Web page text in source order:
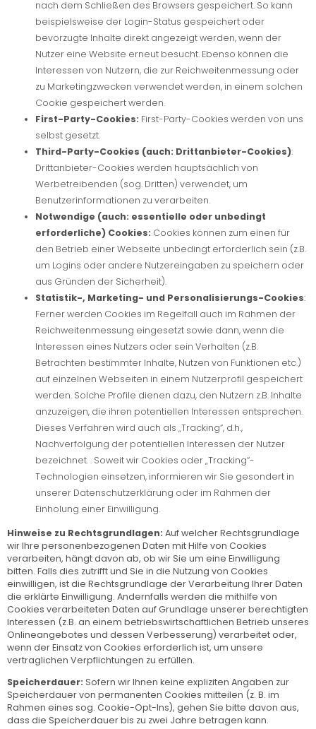
nach dem Schließen des Browsers gespeichert. So kann
beispielsweise der Login-Status gespeichert oder
bevorzugte Inhalte direkt angezeigt werden, wenn der
Nutzer eine Website erneut besucht. Ebenso können die
Interessen von Nutzern, die zur Reichweitenmessung oder
zu Marketingzwecken verwendet werden, in einem solchen
Cookie gespeichert werden.
First-Party-Cookies: First-Party-Cookies werden von uns
selbst gesetzt.
Third-Party-Cookies (auch: Drittanbieter-Cookies):
Drittanbieter-Cookies werden hauptsächlich von
Werbetreibenden (sog. Dritten) verwendet, um
Benutzerinformationen zu verarbeiten.
Notwendige (auch: essentielle oder unbedingt
erforderliche) Cookies: Cookies können zum einen für
den Betrieb einer Webseite unbedingt erforderlich sein (z.B.
um Logins oder andere Nutzereingaben zu speichern oder
aus Gründen der Sicherheit).
Statistik-, Marketing- und Personalisierungs-Cookies:
Ferner werden Cookies im Regelfall auch im Rahmen der
Reichweitenmessung eingesetzt sowie dann, wenn die
Interessen eines Nutzers oder sein Verhalten (z.B.
Betrachten bestimmter Inhalte, Nutzen von Funktionen etc.)
auf einzelnen Webseiten in einem Nutzerprofil gespeichert
werden. Solche Profile dienen dazu, den Nutzern z.B. Inhalte
anzuzeigen, die ihren potentiellen Interessen entsprechen.
Dieses Verfahren wird auch als „Tracking“, d.h.,
Nachverfolgung der potentiellen Interessen der Nutzer
bezeichnet. . Soweit wir Cookies oder „Tracking“-
Technologien einsetzen, informieren wir Sie gesondert in
unserer Datenschutzerklärung oder im Rahmen der
Einholung einer Einwilligung.
Hinweise zu Rechtsgrundlagen: Auf welcher Rechtsgrundlage
wir Ihre personenbezogenen Daten mit Hilfe von Cookies
verarbeiten, hängt davon ab, ob wir Sie um eine Einwilligung
bitten. Falls dies zutrifft und Sie in die Nutzung von Cookies
einwilligen, ist die Rechtsgrundlage der Verarbeitung Ihrer Daten
die erklärte Einwilligung. Andernfalls werden die mithilfe von
Cookies verarbeiteten Daten auf Grundlage unserer berechtigten
Interessen (z.B. an einem betriebswirtschaftlichen Betrieb unseres
Onlineangebotes und dessen Verbesserung) verarbeitet oder,
wenn der Einsatz von Cookies erforderlich ist, um unsere
vertraglichen Verpflichtungen zu erfüllen.
Speicherdauer: Sofern wir Ihnen keine expliziten Angaben zur
Speicherdauer von permanenten Cookies mitteilen (z. B. im
Rahmen eines sog. Cookie-Opt-Ins), gehen Sie bitte davon aus,
dass die Speicherdauer bis zu zwei Jahre betragen kann.